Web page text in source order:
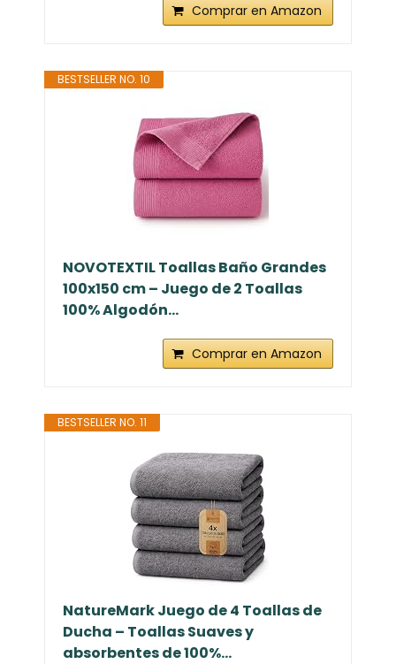
Comprar en Amazon
BESTSELLER NO. 10
NOVOTEXTIL Toallas Baño Grandes
100x150 cm – Juego de 2 Toallas
100% Algodón...
Comprar en Amazon
BESTSELLER NO. 11
NatureMark Juego de 4 Toallas de
Ducha – Toallas Suaves y
absorbentes de 100%...